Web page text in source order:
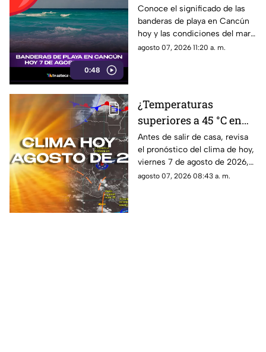
0:48
de 2026: conoce el color
de las banderas
Conoce el significado de las
banderas de playa en Cancún
hoy y las condiciones del mar
para este 7 de agosto de 2026.
agosto 07, 2026 11:20 a. m.
¿Temperaturas
superiores a 45 °C en
Quintana Roo?
Pronóstico del clima
HOY, viernes 7 de
agosto de 2026, en
Antes de salir de casa, revisa
el pronóstico del clima de hoy,
viernes 7 de agosto de 2026,
en Cancún y el resto de
agosto 07, 2026 08:43 a. m.